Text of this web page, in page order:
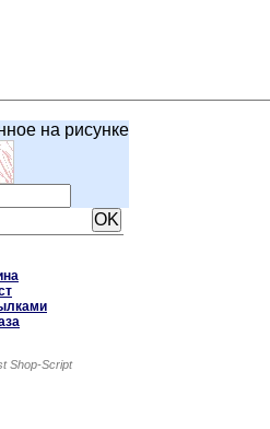
на рисунке
Shop-Script